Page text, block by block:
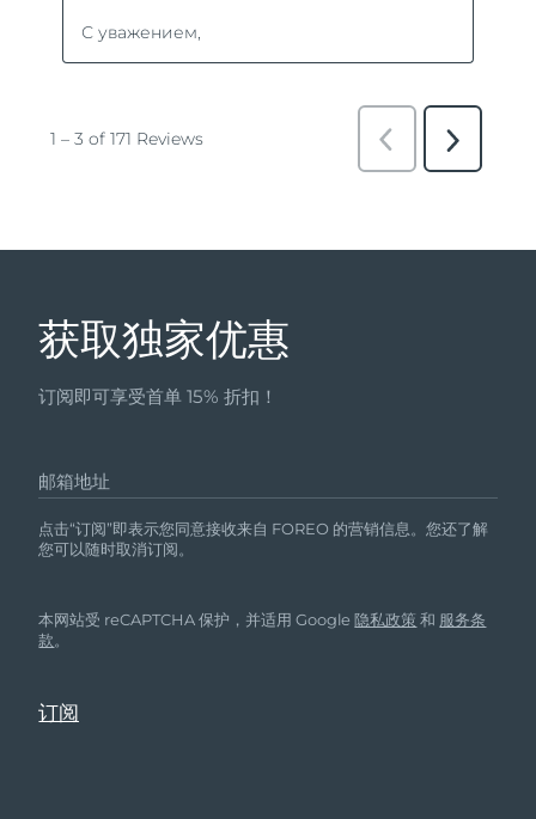
获取独家优惠
订阅即可享受首单 15% 折扣！
邮箱地址
点击“订阅”即表示您同意接收来自 FOREO 的营销信息。您还了解
您可以随时取消订阅。
本网站受 reCAPTCHA 保护，并适用 Google隐私政策 和 服务条
款。